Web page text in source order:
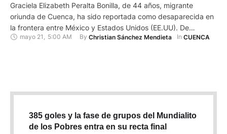
Graciela Elizabeth Peralta Bonilla, de 44 años, migrante
oriunda de Cuenca, ha sido reportada como desaparecida en
la frontera entre México y Estados Unidos (EE.UU). De
acuerdo con la versión de familiares, la compatriota cruzó a
mayo 21 , 5:00 AM By Christian Sánchez Mendieta In CUENCA
385 goles y la fase de grupos del Mundialito
de los Pobres entra en su recta final